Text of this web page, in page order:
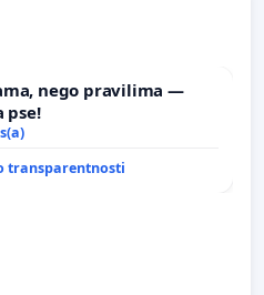
nego pravilima —
pse!
transparentnosti